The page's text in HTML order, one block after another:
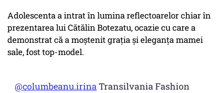
Adolescenta a intrat în lumina reflectoarelor chiar în
prezentarea lui Cătălin Botezatu, ocazie cu care a
demonstrat că a moștenit grația și eleganța mamei
sale, fost top-model.
@columbeanu.irinaTransilvania Fashion